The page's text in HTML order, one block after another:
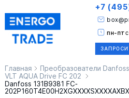
+7
пн-пт
Главная
Преобразователи Danfoss
VLT AQUA Drive FC 202
Danfoss 131B9381 FC-